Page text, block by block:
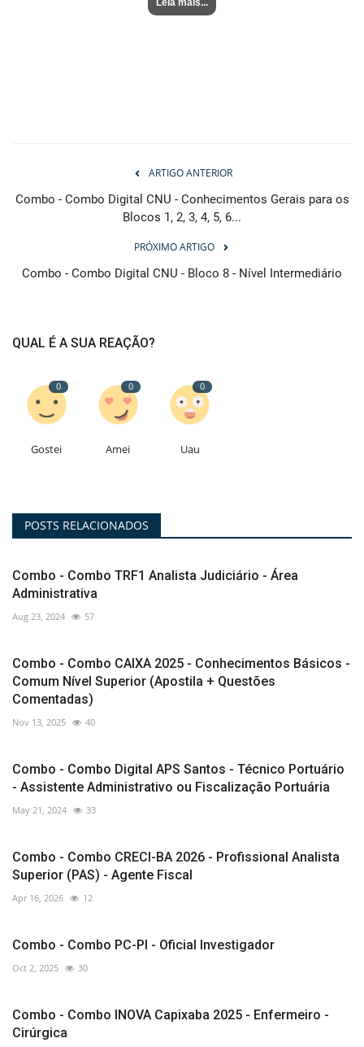
ARTIGO ANTERIOR
Combo - Combo Digital CNU - Conhecimentos Gerais para os
Blocos 1, 2, 3, 4, 5, 6...
PRÓXIMO ARTIGO
Combo - Combo Digital CNU - Bloco 8 - Nível Intermediário
QUAL É A SUA REAÇÃO?
0
Gostei
0
Amei
0
Uau
POSTS RELACIONADOS
Combo - Combo TRF1 Analista Judiciário - Área
Administrativa
Aug 23, 2024 57
Combo - Combo CAIXA 2025 - Conhecimentos Básicos -
Comum Nível Superior (Apostila + Questões
Comentadas)
Nov 13, 2025 40
Combo - Combo Digital APS Santos - Técnico Portuário
- Assistente Administrativo ou Fiscalização Portuária
May 21, 2024 33
Combo - Combo CRECI-BA 2026 - Profissional Analista
Superior (PAS) - Agente Fiscal
Apr 16, 2026 12
Combo - Combo PC-PI - Oficial Investigador
Oct 2, 2025 30
Combo - Combo INOVA Capixaba 2025 - Enfermeiro -
Cirúrgica